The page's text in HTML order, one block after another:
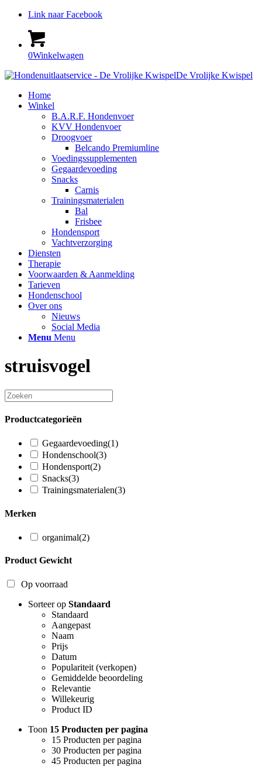
Link naar Facebook
0Winkelwagen
De Vrolijke Kwispel
Home
Winkel
B.A.R.F. Hondenvoer
KVV Hondenvoer
Droogvoer
Belcando Premiumline
Voedingssupplementen
Gegaardevoeding
Snacks
Carnis
Trainingsmaterialen
Bal
Frisbee
Hondensport
Vachtverzorging
Diensten
Therapie
Voorwaarden & Aanmelding
Tarieven
Hondenschool
Over ons
Nieuws
Social Media
Menu Menu
struisvogel
Productcategorieën
Gegaardevoeding(1)
Hondenschool(3)
Hondensport(2)
Snacks(3)
Trainingsmaterialen(3)
Merken
organimal(2)
Product Gewicht
Op voorraad
Sorteer op Standaard
Standaard
Aangepast
Naam
Prijs
Datum
Populariteit (verkopen)
Gemiddelde beoordeling
Relevantie
Willekeurig
Product ID
Toon 15 Producten per pagina
15 Producten per pagina
30 Producten per pagina
45 Producten per pagina